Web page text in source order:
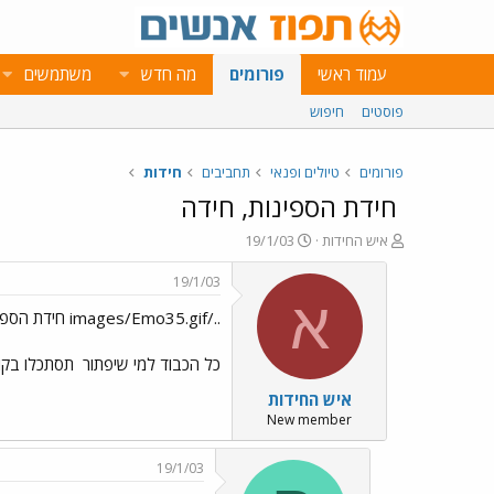
עמוד ראשי פורומים מה חדש משתמשים
פוסטים חיפוש
פורומים טיולים ופנאי תחביבים חידות
חידת הספינות, חידה
פ
ו
איש החידות
פ
ו
ר
ם
ב
א
ר
י
ך
19/1/03
א
איש החידות
New member
19/1/03
../images/Emo35.gif חידת הספינות, חידה ../images/Emo59.gif
כל הכבוד למי שיפתור תסתכלו
19/1/03